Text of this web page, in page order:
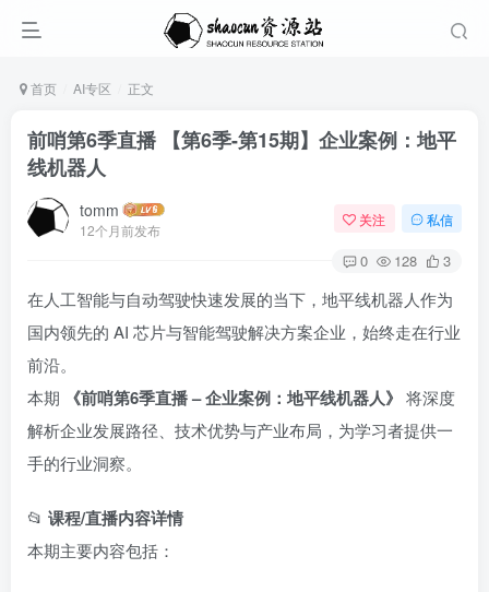
首页 AI专区 正文
前哨第6季直播 【第6季-第15期】企业案例：地平
线机器人
tomm
12个月前发布
关注 私信
0 128 3
在人工智能与自动驾驶快速发展的当下，地平线机器人作为
国内领先的 AI 芯片与智能驾驶解决方案企业，始终走在行业
前沿。
本期
《前哨第6季直播 – 企业案例：地平线机器人》 将深度
解析企业发展路径、技术优势与产业布局，为学习者提供一
手的行业洞察。
📂 课程/直播内容详情
本期主要内容包括：